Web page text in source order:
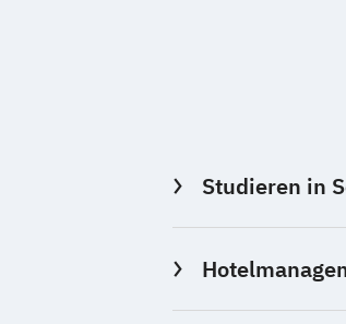
Studieren in